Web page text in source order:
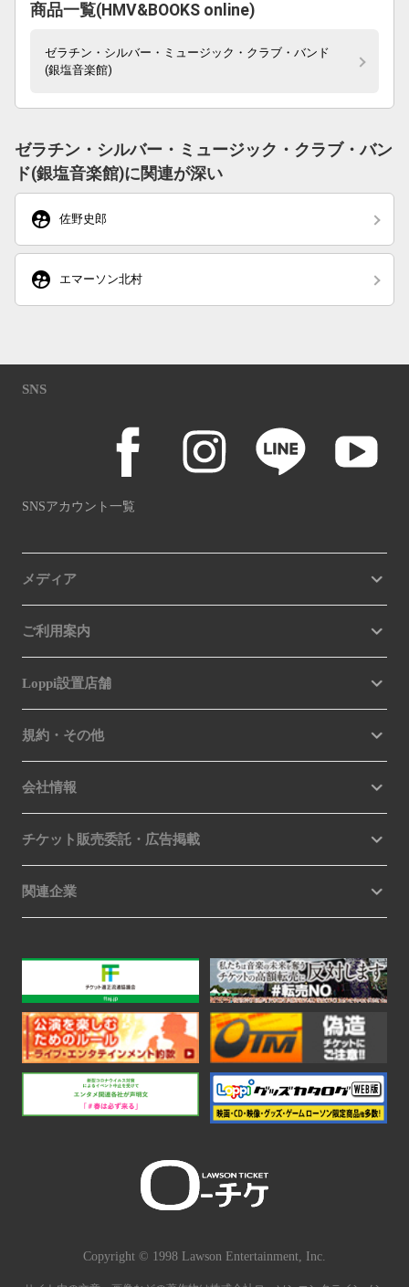
商品一覧(HMV&BOOKS online)
ゼラチン・シルバー・ミュージック・クラブ・バンド
(銀塩音楽館)
ゼラチン・シルバー・ミュージック・クラブ・バン
ド(銀塩音楽館)に関連が深い
supervised_user_circle 佐野史郎
supervised_user_circle エマーソン北村
SNS
SNSアカウント一覧
メディア
ご利用案内
Loppi設置店舗
規約・その他
会社情報
チケット販売委託・広告掲載
関連企業
Copyright © 1998 Lawson Entertainment, Inc.